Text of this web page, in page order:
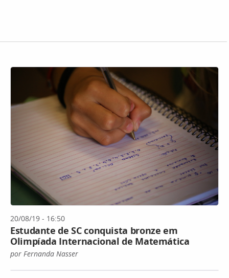
20/08/19 - 16:50
Estudante de SC conquista bronze em
Olimpíada Internacional de Matemática
por Fernanda Nasser